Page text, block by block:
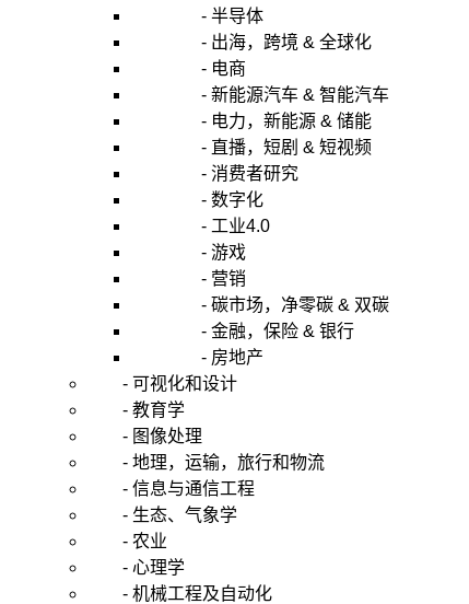
- 半导体
- 出海，跨境 & 全球化
- 电商
- 新能源汽车 & 智能汽车
- 电力，新能源 & 储能
- 直播，短剧 & 短视频
- 消费者研究
- 数字化
- 工业4.0
- 游戏
- 营销
- 碳市场，净零碳 & 双碳
- 金融，保险 & 银行
- 房地产
- 可视化和设计
- 教育学
- 图像处理
- 地理，运输，旅行和物流
- 信息与通信工程
- 生态、气象学
- 农业
- 心理学
- 机械工程及自动化